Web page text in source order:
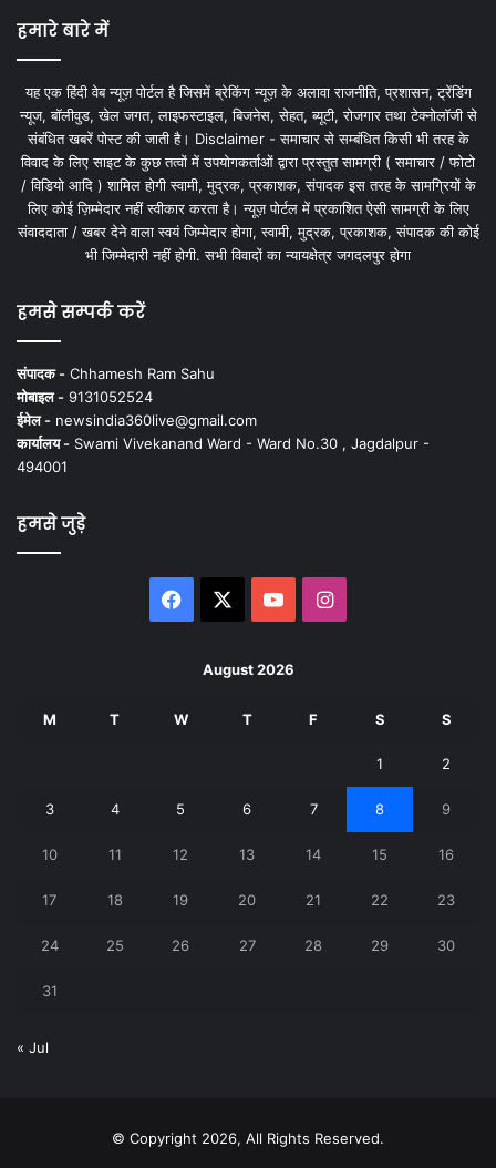
हमारे बारे में
यह एक हिंदी वेब न्यूज़ पोर्टल है जिसमें ब्रेकिंग न्यूज़ के अलावा राजनीति, प्रशासन, ट्रेंडिंग
न्यूज, बॉलीवुड, खेल जगत, लाइफस्टाइल, बिजनेस, सेहत, ब्यूटी, रोजगार तथा टेक्नोलॉजी से
संबंधित खबरें पोस्ट की जाती है। Disclaimer - समाचार से सम्बंधित किसी भी तरह के
विवाद के लिए साइट के कुछ तत्वों में उपयोगकर्ताओं द्वारा प्रस्तुत सामग्री ( समाचार / फोटो
/ विडियो आदि ) शामिल होगी स्वामी, मुद्रक, प्रकाशक, संपादक इस तरह के सामग्रियों के
लिए कोई ज़िम्मेदार नहीं स्वीकार करता है। न्यूज़ पोर्टल में प्रकाशित ऐसी सामग्री के लिए
संवाददाता / खबर देने वाला स्वयं जिम्मेदार होगा, स्वामी, मुद्रक, प्रकाशक, संपादक की कोई
भी जिम्मेदारी नहीं होगी. सभी विवादों का न्यायक्षेत्र जगदलपुर होगा
हमसे सम्पर्क करें
संपादक - Chhamesh Ram Sahu
मोबाइल - 9131052524
ईमेल - newsindia360live@gmail.com
कार्यालय - Swami Vivekanand Ward - Ward No.30 , Jagdalpur -
494001
हमसे जुड़े
Facebook YouTubeInstagram
August 2026
M T W T F S S
1 2
3 4 5 6 7 8 9
10 11 12 13 14 15 16
17 18 19 20 21 22 23
24 25 26 27 28 29 30
31
« Jul
© Copyright 2026, All Rights Reserved.